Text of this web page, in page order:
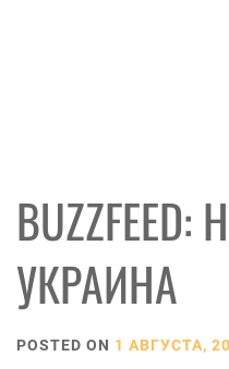
УКРАИНА
POSTED ON 1 АВГУСТА,